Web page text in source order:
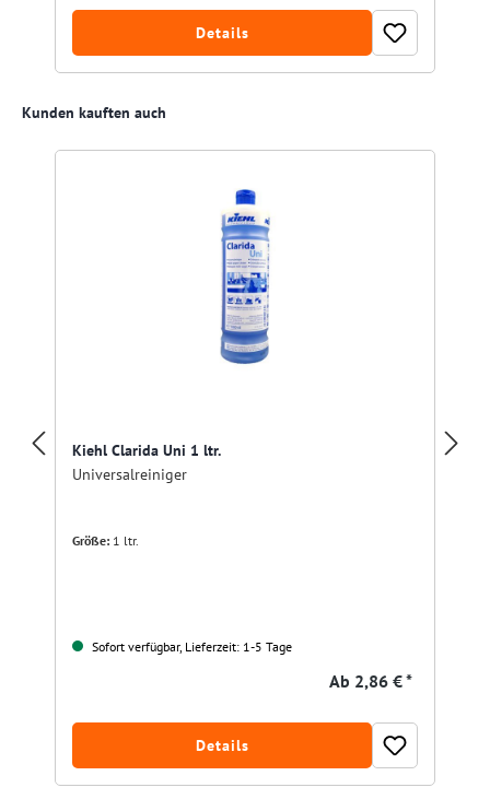
Details
Produktgalerie überspringen
Kunden kauften auch
Kiehl Clarida Uni 1 ltr.
Universalreiniger
Größe: 1 ltr.
Sofort verfügbar, Lieferzeit: 1-5 Tage
Ab 2,86 € *
Details